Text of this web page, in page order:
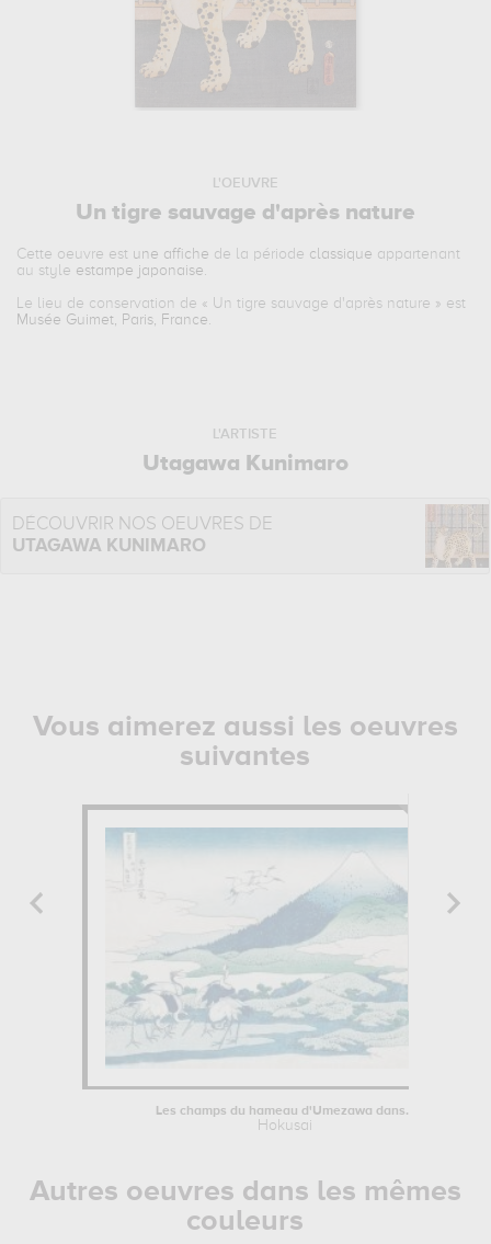
L'OEUVRE
Un tigre sauvage d'après nature
Cette oeuvre est une affiche de la période classique appartenant
au style estampe japonaise.
Le lieu de conservation de « Un tigre sauvage d'après nature » est
Musée Guimet, Paris, France.
L'ARTISTE
Utagawa Kunimaro
DÉCOUVRIR NOS OEUVRES DE
UTAGAWA KUNIMARO
Vous aimerez aussi les oeuvres
suivantes
Les champs du hameau d'Umezawa dans...
Hokusai
Autres oeuvres dans les mêmes
couleurs